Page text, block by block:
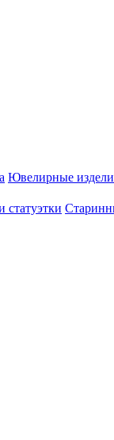
Ювелирные
статуэтки